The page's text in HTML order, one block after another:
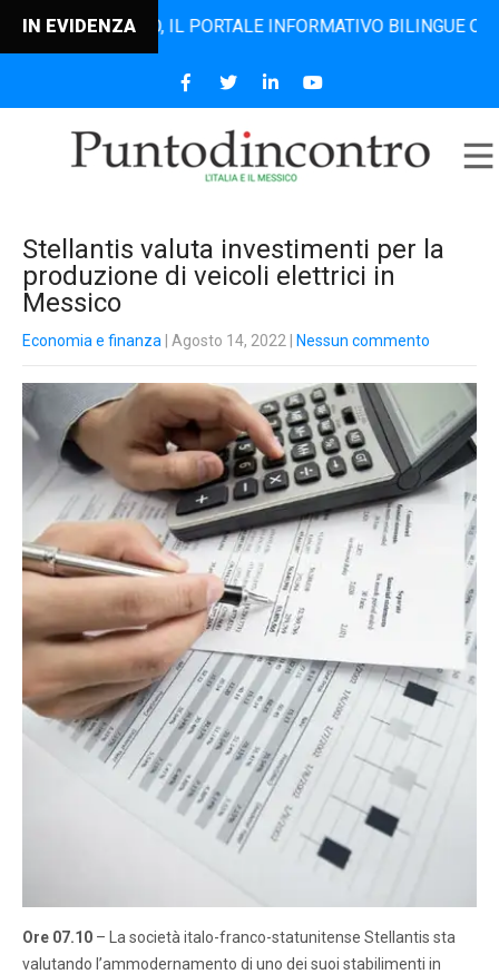
IN EVIDENZAIL PORTALE INFORMATIVO BILINGUE CHE
Stellantis valuta investimenti per la
produzione di veicoli elettrici in
Messico
Economia e finanza | Agosto 14, 2022 Nessun commento
Ore 07.10 – La società italo-franco-statunitense Stellantis sta
valutando l’ammodernamento di uno dei suoi stabilimenti in